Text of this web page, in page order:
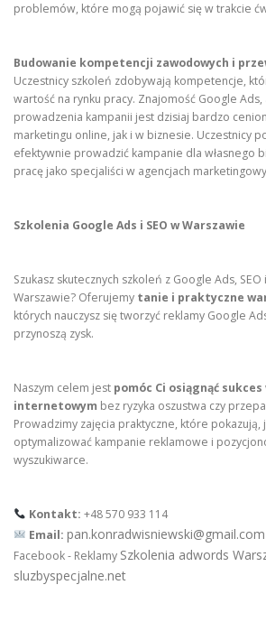
problemów, które mogą pojawić się w trakcie
Budowanie kompetencji zawodowych i
Uczestnicy szkoleń zdobywają kompetencje,
wartość na rynku pracy. Znajomość Google Ads,
prowadzenia kampanii jest dzisiaj bardzo
marketingu online, jak i w biznesie. Uczestnicy
efektywnie prowadzić kampanie dla własnego
pracę jako specjaliści w agencjach
Szkolenia Google Ads i SEO w Warszawie
Szukasz skutecznych szkoleń z Google Ads,
Warszawie? Oferujemy tanie i praktyczne
których nauczysz się tworzyć reklamy Google
przynoszą zysk.
Naszym celem jest pomóc Ci osiągnąć
internetowym bez ryzyka oszustwa czy
Prowadzimy zajęcia praktyczne, które pokazują,
optymalizować kampanie reklamowe i
wyszukiwarce.
Kontakt: +48 570 933 114
Email: pan.konradwisniewski@gmail.com
Facebook - Reklamy Szkolenia adwords
sluzbyspecjalne.net